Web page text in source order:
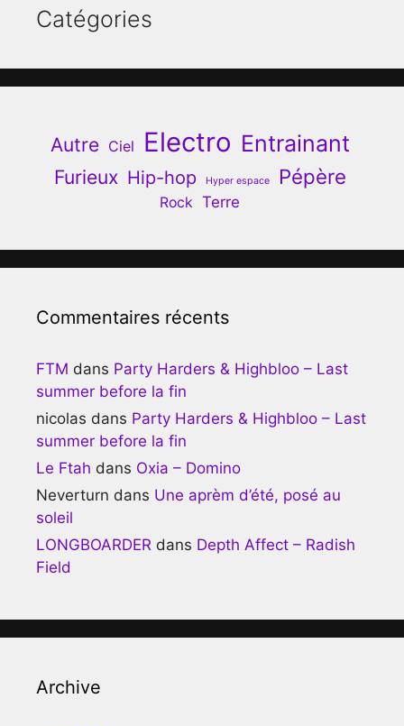
Catégories
Autre Ciel Electro Entrainant
Furieux Hip-hop Hyper espace Pépère
Rock Terre
Commentaires récents
FTM dans Party Harders & Highbloo – Last
summer before la fin
nicolas dans Party Harders & Highbloo – Last
summer before la fin
Le Ftah dans Oxia – Domino
Neverturn dans Une aprèm d’été, posé au
soleil
LONGBOARDER dans Depth Affect – Radish
Field
Archive